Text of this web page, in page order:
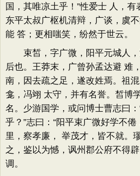
国，其唯凉土乎！”性爱士 人，有
东平太叔广枢机清辩，广谈，虞
能 答；更相嗤笑，纷然于世云。
束皙，字广微，阳平元城人，
后也。王莽末，广曾孙孟达避 难
南，因去疏之足，遂改姓焉。祖
龛，冯翊 太守，并有名誉。皙博
名。少游国学，或问博士曹志曰
乎？”志曰：“阳平束广微好学不倦
里，察孝廉， 举茂才，皆不就。
之，鉴以为憾，讽州郡公府不得
调。